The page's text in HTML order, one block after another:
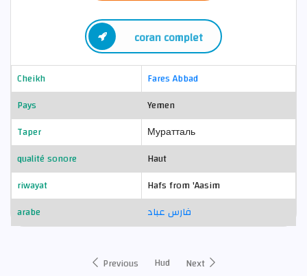
coran complet
Cheikh
Fares Abbad
Pays
Yemen
Taper
Муратталь
qualité sonore
Haut
riwayat
Hafs from 'Aasim
arabe
فارس عباد
Previous Hud Next